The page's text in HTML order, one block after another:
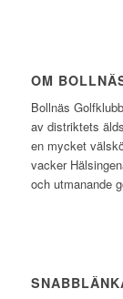
OM
Bollnäs
av distriktets
en mycket
vacker
och utmanande